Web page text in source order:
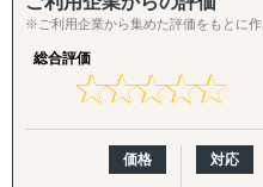
す。
ありがたいことに、これま
ていただきましたが、相談
「どの国・地域に参入すべ
「進出に踏み切れる客観的
「海外進出がはじめてだか
※ご利用企業から集めた評価をもとに
総合評価
★★★★★
★★★★★
価格 対応